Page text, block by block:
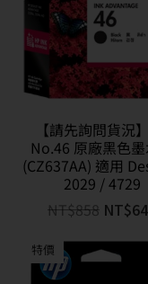
【請先詢問貨況
No.46 原廠黑色
(CZ637AA) 適用
2029 / 4729
NT$858 NT$
特價